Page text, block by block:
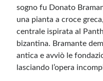
sogno fu Donato
una pianta a croce
centrale ispirata al
bizantina. Bramante
antica e avviò le
lasciando l’opera